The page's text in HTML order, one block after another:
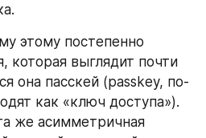
этому постепенно
которая выглядит почти
она пасскей (passkey, по-
как «ключ доступа»).
же асимметричная